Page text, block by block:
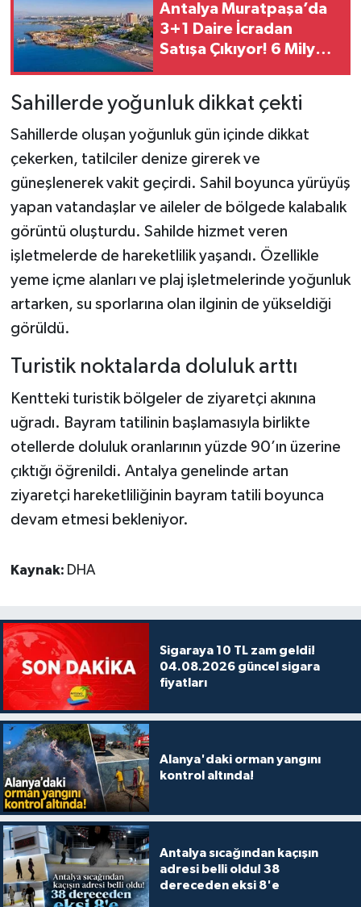
Antalya Muratpaşa’da
3+1 Daire İcradan
Satışa Çıkıyor! 6 Milyon
Sahillerde yoğunluk dikkat çekti
Sahillerde oluşan yoğunluk gün içinde dikkat
çekerken, tatilciler denize girerek ve
güneşlenerek vakit geçirdi. Sahil boyunca yürüyüş
yapan vatandaşlar ve aileler de bölgede kalabalık
görüntü oluşturdu. Sahilde hizmet veren
işletmelerde de hareketlilik yaşandı. Özellikle
yeme içme alanları ve plaj işletmelerinde yoğunluk
artarken, su sporlarına olan ilginin de yükseldiği
görüldü.
Turistik noktalarda doluluk arttı
Kentteki turistik bölgeler de ziyaretçi akınına
uğradı. Bayram tatilinin başlamasıyla birlikte
otellerde doluluk oranlarının yüzde 90’ın üzerine
çıktığı öğrenildi. Antalya genelinde artan
ziyaretçi hareketliliğinin bayram tatili boyunca
devam etmesi bekleniyor.
Kaynak: DHA
Sigaraya 10 TL zam geldi!
04.08.2026 güncel sigara
fiyatları
Alanya'daki orman yangını
kontrol altında!
Antalya sıcağından kaçışın
adresi belli oldu! 38
dereceden eksi 8'e